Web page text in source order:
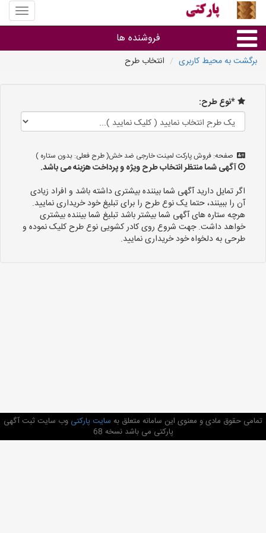
منوی
سایت
فروشنده ها
استان ها
برگشت به محیط کاربری انتخاب طرح
*نوع طرح:
صفحه: فروش پارکت لمینت خارجی ضد خش( طرح فعلی: بدون ستاره )
آگهی شما منتظر انتخاب طرح ویژه و پرداخت هزینه می باشد.
اگر تمایل دارید آگهی شما بیننده بیشتری داشته باشد و افراد زیادی
آن را ببینند، حتما یک نوع طرح را برای تبلیغ خود خریداری نمایید.
هرچه ستاره های آگهی شما بیشتر باشد تبلیغ شما بیننده بیشتری
خواهد داشت. جهت شروع روی کادر کشویی نوع طرح کلیک نموده و
طرحی به دلخواه خود خریداری نمایید.
تمامی حقوق مادی و معنوی این سامانه متعلق به سایت پارکتی وب سایت ثبت آگهی
پارکتی می باشد نسخه 68